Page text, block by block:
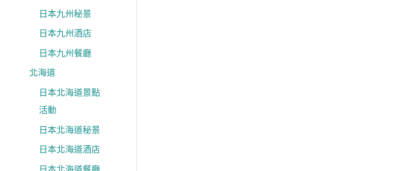
日本九州秘景
日本九州酒店
日本九州餐廳
北海道
日本北海道景點
活動
日本北海道秘景
日本北海道酒店